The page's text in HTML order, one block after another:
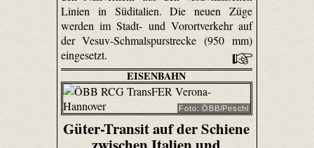
Linien in Süditalien. Die neuen Züge
werden im Stadt- und Vorortverkehr auf
der Vesuv-Schmalspurstrecke (950 mm)
eingesetzt.
EISENBAHN
Foto: ÖBB/Peschl
Güter-Transit auf der Schiene